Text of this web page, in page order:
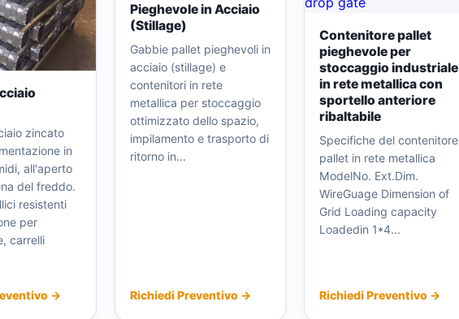
zincato
in
all'aperto
del freddo.
resistenti
per
carrelli
→
Pieghevole in Acciaio
(Stillage)
Gabbie pallet pieghevoli in
acciaio (stillage) e
contenitori in rete
metallica per stoccaggio
ottimizzato dello spazio,
impilamento e trasporto di
ritorno in...
Richiedi Preventivo →
Contenitore pallet
pieghevole per
stoccaggio industriale
in rete metallica con
sportello anteriore
ribaltabile
Specifiche del contenitore
pallet in rete metallica
ModelNo. Ext.Dim.
WireGuage Dimension of
Grid Loading capacity
Loadedin 1*4...
Richiedi Preventivo →